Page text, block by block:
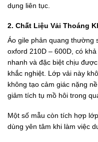
dụng liên tục.
2. Chất Liệu Vải Thoáng
Áo gile phản quang thường
oxford 210D – 600D, có
nhanh và đặc biệt chịu
khắc nghiệt. Lớp vải này
không tạo cảm giác nặng
giảm tích tụ mồ hôi trong
Một số mẫu còn tích hợp
dùng yên tâm khi làm việc